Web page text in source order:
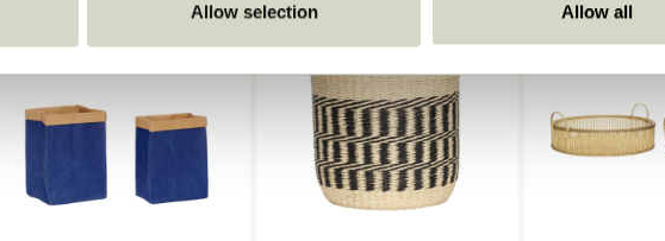
Allow selection Allow all